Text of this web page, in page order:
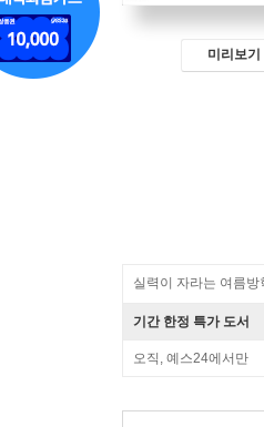
미리보기
실력이 자라는 여름방
기간 한정 특가 도서
오직, 예스24에서만